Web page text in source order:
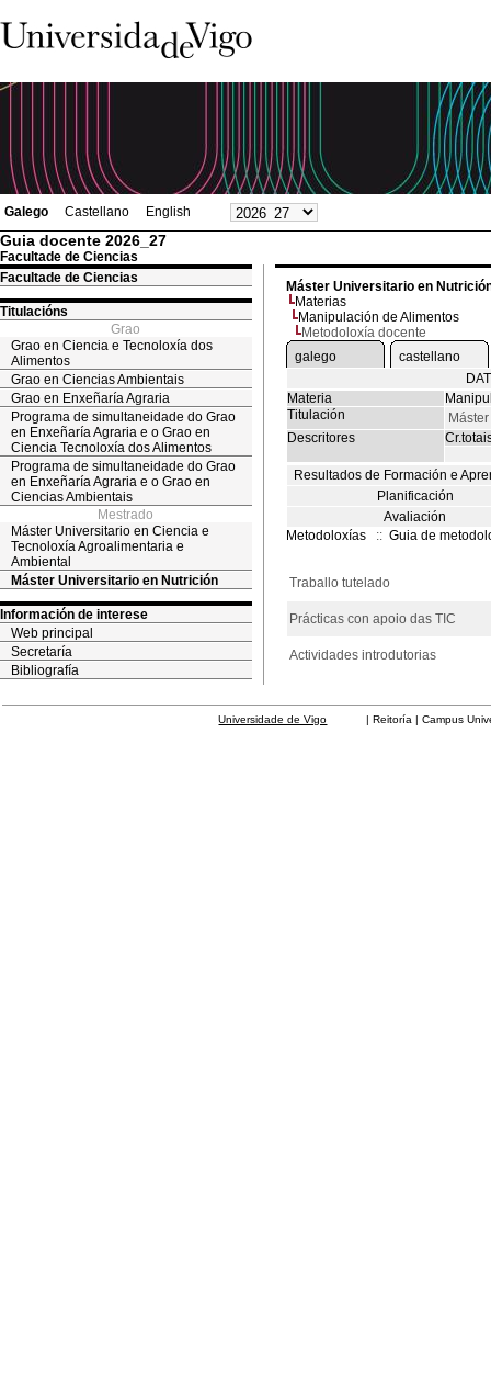
Galego Castellano English
Guia docente 2026_27
Facultade de Ciencias
Facultade de Ciencias
Titulacións
Grao
Grao en Ciencia e Tecnoloxía dos
Alimentos
Grao en Ciencias Ambientais
Grao en Enxeñaría Agraria
Programa de simultaneidade do Grao
en Enxeñaría Agraria e o Grao en
Ciencia Tecnoloxía dos Alimentos
Programa de simultaneidade do Grao
en Enxeñaría Agraria e o Grao en
Ciencias Ambientais
Mestrado
Máster Universitario en Ciencia e
Tecnoloxía Agroalimentaria e
Ambiental
Máster Universitario en Nutrición
Información de interese
Web principal
Secretaría
Bibliografía
Máster Universitario en
Materias
Manipulación de Alimentos
Metodoloxía docente
galego
castellano
Materia
Titulación
Descritores
Resultados de Formación e
Planificación
Avaliación
Metodoloxías
:: Guia de
Traballo tutelado
Prácticas con apoio das TIC
Actividades introdutorias
Universidade de Vigo | Reitoría | Campus